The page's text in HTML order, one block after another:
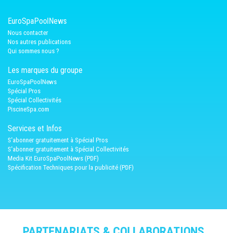
EuroSpaPoolNews
Nous contacter
Nos autres publications
Qui sommes nous ?
Les marques du groupe
EuroSpaPoolNews
Spécial Pros
Spécial Collectivités
PiscineSpa.com
Services et Infos
S'abonner gratuitement à Spécial Pros
S'abonner gratuitement à Spécial Collectivités
Media Kit EuroSpaPoolNews (PDF)
Spécification Techniques pour la publicité (PDF)